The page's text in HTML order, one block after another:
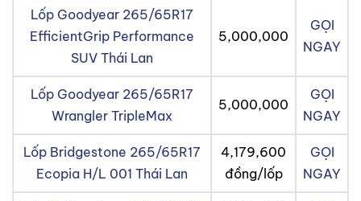
Lốp Goodyear 265/65R17
EfficientGrip Performance
SUV Thái Lan
5,000,000
GỌI
NGAY
Lốp Goodyear 265/65R17
Wrangler TripleMax
5,000,000
GỌI
NGAY
Lốp Bridgestone 265/65R17
Ecopia H/L 001 Thái Lan
4,179,600
đồng/lốp
GỌI
NGAY